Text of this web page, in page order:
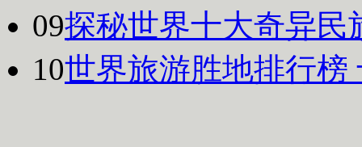
09探秘世界十大奇异民
10世界旅游胜地排行榜